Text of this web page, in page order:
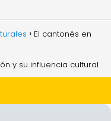
El cantonés en
y su influencia cultural